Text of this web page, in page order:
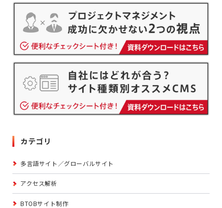
カテゴリ
多言語サイト／グローバルサイト
アクセス解析
BTOBサイト制作